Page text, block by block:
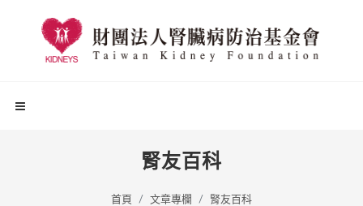
腎友百科
首頁 文章專欄 腎友百科